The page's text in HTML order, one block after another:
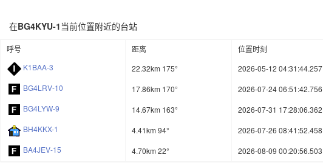
在BG4KYU-1 当前位置附近的台站
呼号 距离
位置时刻
K1BAA-3
22.32km 175°
2026-05-12 04:31:44.257
BG4LRV-10
17.86km 170°
2026-07-24 06:51:42.756
BG4LYW-9
14.67km 163°
2026-07-31 17:28:06.362
BH4KKX-1
4.41km 94°
2026-07-26 08:41:52.458
BA4JEV-15
4.70km 22° 2026-08-09 00:20:56.503